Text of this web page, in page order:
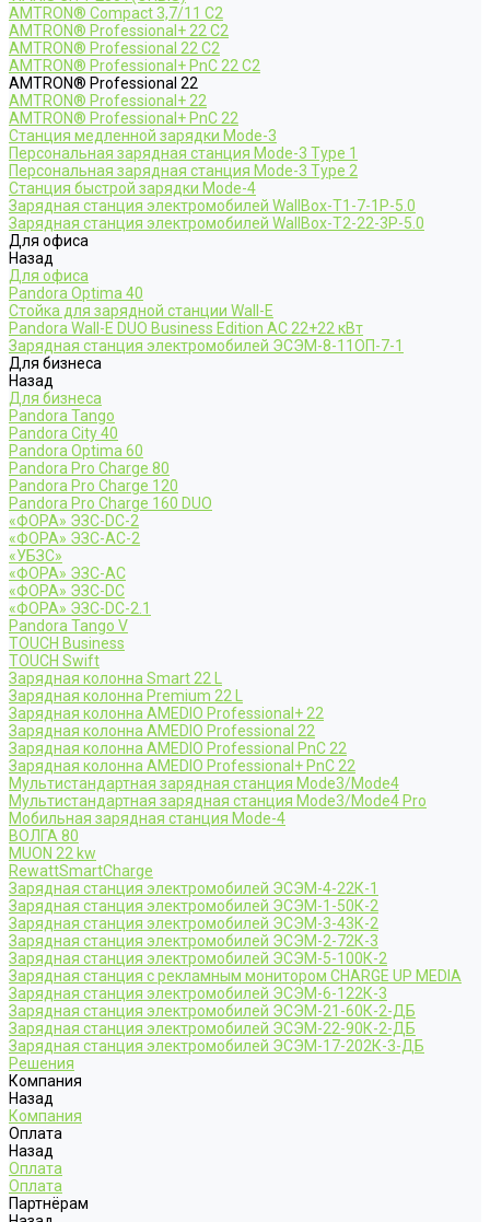
AMTRON® Compact 3,7/11 C2
AMTRON® Professional+ 22 C2
AMTRON® Professional 22 C2
AMTRON® Professional+ PnC 22 C2
AMTRON® Professional 22
AMTRON® Professional+ 22
AMTRON® Professional+ PnC 22
Станция медленной зарядки Mode-3
Персональная зарядная станция Mode-3 Type 1
Персональная зарядная станция Mode-3 Type 2
Станция быстрой зарядки Mode-4
Зарядная станция электромобилей WallBox-Т1-7-1Р-5.0
Зарядная станция электромобилей WallBox-Т2-22-3Р-5.0
Для офиса
Назад
Для офиса
Pandora Optima 40
Стойка для зарядной станции Wall-E
Pandora Wall-E DUO Business Edition AC 22+22 кВт
Зарядная станция электромобилей ЭСЭМ-8-11ОП-7-1
Для бизнеса
Назад
Для бизнеса
Pandora Tango
Pandora City 40
Pandora Optima 60
Pandora Pro Charge 80
Pandora Pro Charge 120
Pandora Pro Charge 160 DUO
«ФОРА» ЭЗС-DC-2
«ФОРА» ЭЗС-AC-2
«УБЗС»
«ФОРА» ЭЗС-AC
«ФОРА» ЭЗС-DC
«ФОРА» ЭЗС-DC-2.1
Pandora Tango V
TOUCH Business
TOUCH Swift
Зарядная колонна Smart 22 L
Зарядная колонна Premium 22 L
Зарядная колонна AMEDIO Professional+ 22
Зарядная колонна AMEDIO Professional 22
Зарядная колонна AMEDIO Professional PnC 22
Зарядная колонна AMEDIO Professional+ PnC 22
Мультистандартная зарядная станция Mode3/Mode4
Мультистандартная зарядная станция Mode3/Mode4 Pro
Мобильная зарядная станция Mode-4
ВОЛГА 80
MUON 22 kw
RewattSmartCharge
Зарядная станция электромобилей ЭСЭМ-4-22К-1
Зарядная станция электромобилей ЭСЭМ-1-50К-2
Зарядная станция электромобилей ЭСЭМ-3-43К-2
Зарядная станция электромобилей ЭСЭМ-2-72К-3
Зарядная станция электромобилей ЭСЭМ-5-100К-2
Зарядная станция с рекламным монитором CHARGE UP MEDIA
Зарядная станция электромобилей ЭСЭМ-6-122К-3
Зарядная станция электромобилей ЭСЭМ-21-60К-2-ДБ
Зарядная станция электромобилей ЭСЭМ-22-90К-2-ДБ
Зарядная станция электромобилей ЭСЭМ-17-202К-3-ДБ
Решения
Компания
Назад
Компания
Оплата
Назад
Оплата
Оплата
Партнёрам